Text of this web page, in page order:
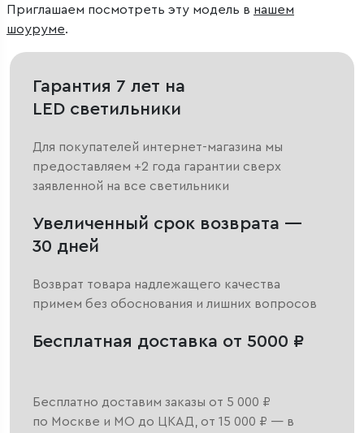
Приглашаем посмотреть эту модель в нашем
шоуруме.
Гарантия 7 лет на
LED светильники
Для покупателей интернет-магазина мы
предоставляем +2 года гарантии сверх
заявленной на все светильники
Увеличенный срок возврата —
30 дней
Возврат товара надлежащего качества
примем без обоснования и лишних вопросов
Бесплатная доставка от 5000 ₽
Бесплатно доставим заказы от 5 000 ₽
по Москве и МО до ЦКАД, от 15 000 ₽ — в